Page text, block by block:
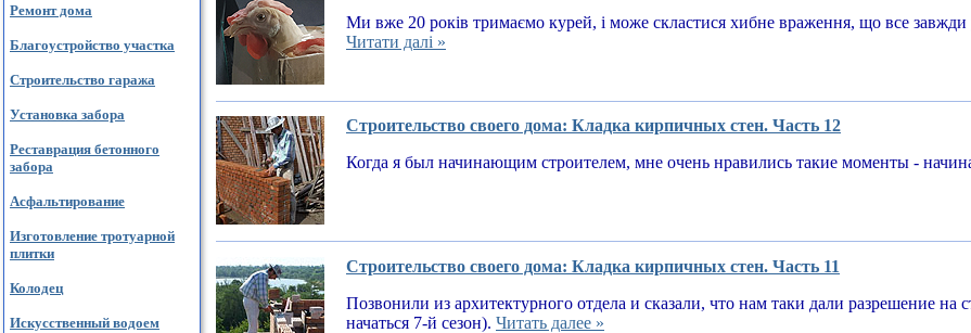
Ремонт дома
Благоустройство участка
Строительство гаража
Установка забора
Реставрация бетонного
забора
Асфальтирование
Изготовление тротуарной
плитки
Колодец
Искусственный водоем
Ми вже 20 років тримаємо курей, і може скластися хибне враження, що все завжди
Читати далі »
Строительство своего дома: Кладка кирпичных стен. Часть 12
Когда я был начинающим строителем, мне очень нравились такие моменты -
Строительство своего дома: Кладка кирпичных стен. Часть 11
Позвонили из архитектурного отдела и сказали, что нам таки дали разрешение на
начаться 7-й сезон). Читать далее »